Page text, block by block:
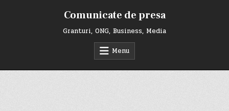
Comunicate de presa
Granturi, ONG, Business, Media
Menu